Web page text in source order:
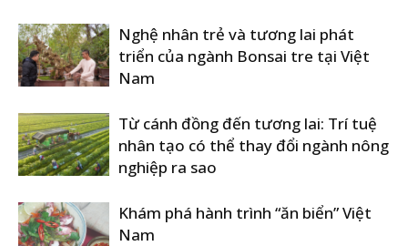
Nghệ nhân trẻ và tương lai phát
triển của ngành Bonsai tre tại Việt
Nam
Từ cánh đồng đến tương lai: Trí tuệ
nhân tạo có thể thay đổi ngành nông
nghiệp ra sao
Khám phá hành trình “ăn biển” Việt
Nam